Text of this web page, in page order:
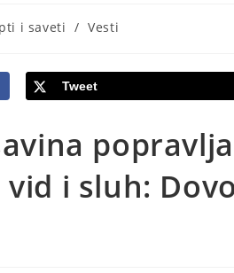
i saveti / Vesti
Tweet
i sluh: